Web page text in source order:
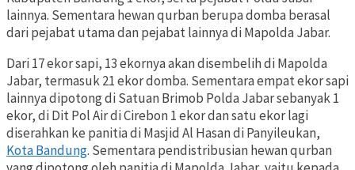
lainnya. Sementara hewan qurban berupa domba berasal
dari pejabat utama dan pejabat lainnya di Mapolda Jabar.
Dari 17 ekor sapi, 13 ekornya akan disembelih di Mapolda
Jabar, termasuk 21 ekor domba. Sementara empat ekor sapi
lainnya dipotong di Satuan Brimob Polda Jabar sebanyak 1
ekor, di Dit Pol Air di Cirebon 1 ekor dan satu ekor lagi
diserahkan ke panitia di Masjid Al Hasan di Panyileukan,
Kota Bandung. Sementara pendistribusian hewan qurban